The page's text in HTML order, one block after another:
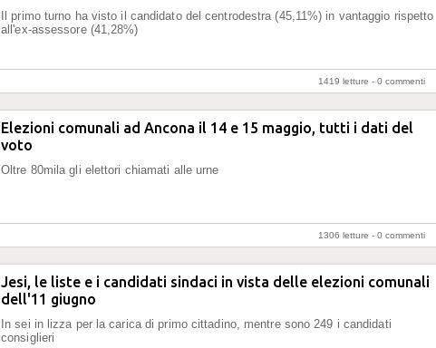
Il primo turno ha visto il candidato del centrodestra (45,11%) in vantaggio rispetto
all'ex-assessore (41,28%)
1419 letture - 0 commenti
Elezioni comunali ad Ancona il 14 e 15 maggio, tutti i dati del
voto
Oltre 80mila gli elettori chiamati alle urne
1306 letture - 0 commenti
Jesi, le liste e i candidati sindaci in vista delle elezioni comunali
dell'11 giugno
In sei in lizza per la carica di primo cittadino, mentre sono 249 i candidati
consiglieri